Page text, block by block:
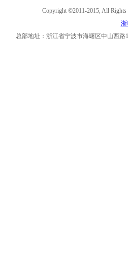
Copyright ©2011-2015, All
浙
总部地址：浙江省宁波市海曙区中山西路